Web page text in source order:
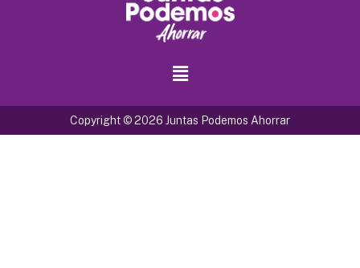
Copyright © 2026 Juntas Podemos Ahorrar